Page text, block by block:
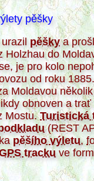
pěšky
urazilpěškya
Holzhau do
je pro kolo
od roku
Moldavou
obnoven a trať
Mostu.Turistická
(REST
pěšího výletu,
trackuve